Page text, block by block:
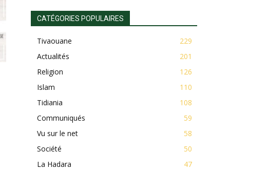
CATÉGORIES POPULAIRES
Tivaouane
229
Actualités
201
Religion
126
Islam
110
Tidiania
108
Communiqués
59
Vu sur le net
58
Société
50
La Hadara
47